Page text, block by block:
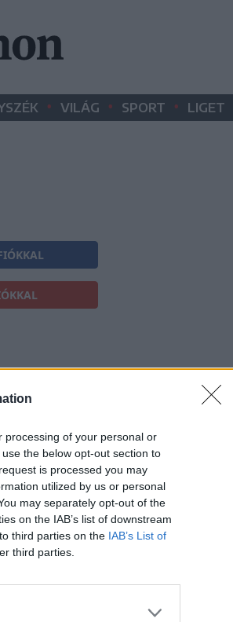
processing of your personal or
the below opt-out section to
is processed you may
utilized by us or personal
may separately opt-out of the
on the IAB’s list of downstream
third parties on the IAB’s List of
third parties.
• VILÁG • SPORT • LIGET